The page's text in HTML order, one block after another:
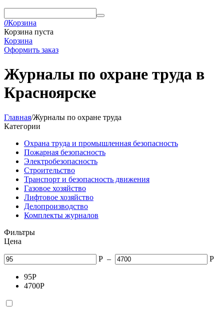
0Корзина
Корзина пуста
Корзина
Оформить заказ
Журналы по охране труда в
Красноярске
Главная/Журналы по охране труда
Категории
Охрана труда и промышленная безопасность
Пожарная безопасность
Электробезопасность
Строительство
Транспорт и безопасность движения
Газовое хозяйство
Лифтовое хозяйство
Делопроизводство
Комплекты журналов
Фильтры
Цена
Р – Р
95Р
4700Р